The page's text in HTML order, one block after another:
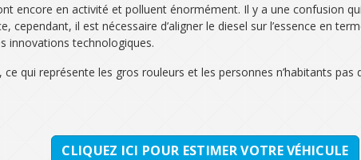
encore en activité et polluent énormément. Il y a une confusion
il est nécessaire d’aligner le diesel sur l’essence en
innovations technologiques.
qui représente les gros rouleurs et les personnes n’habitants
CLIQUEZ ICI POUR ESTIMER VOTRE VÉHICULE